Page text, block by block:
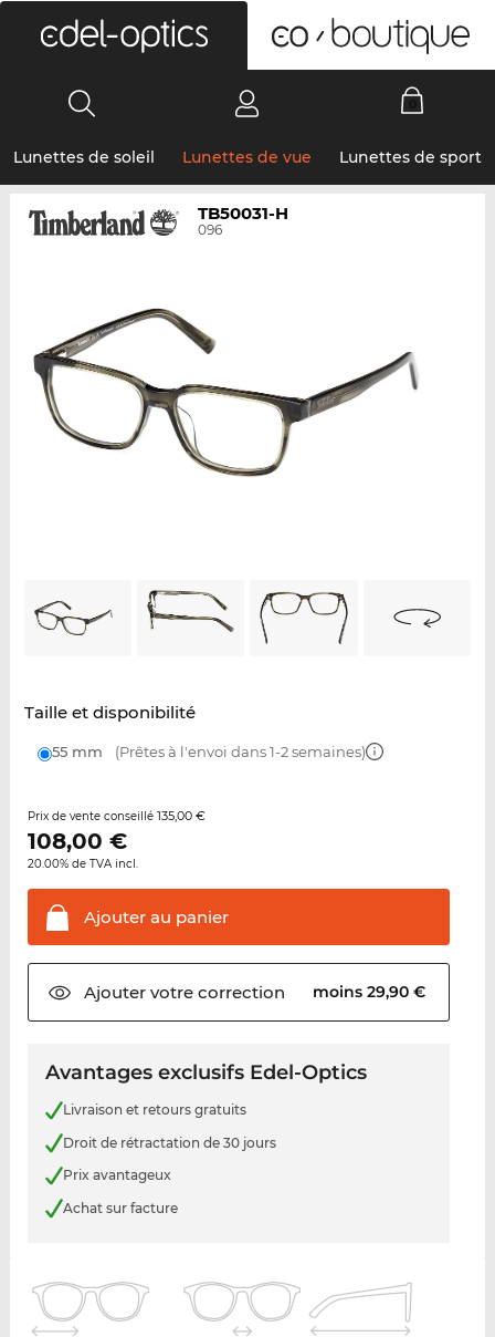
Lunettes de soleil Lunettes de vue Lunettes de sport
TB50031-H
096
Taille et disponibilité
55 mm (Prêtes à l'envoi dans 1-2 semaines)
Prix de vente conseillé 135,00 €
108,00 €
20.00% de TVA incl.
Ajouter au panier
Ajouter votrecorrection moins 29,90 €
Avantages exclusifs Edel-Optics
Livraison et retours gratuits
Droit de rétractation de 30 jours
Prix avantageux
Achat sur facture